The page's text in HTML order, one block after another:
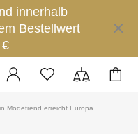
innerhalb
Bestellwert
Modetrend erreicht Europa